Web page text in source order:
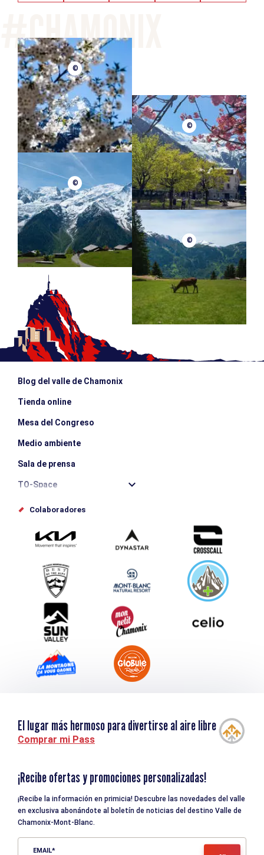
©
©
©
©
Blog del valle de Chamonix
Tienda online
Mesa del Congreso
Medio ambiente
Sala de prensa
TO-Space
Offices de tourisme
Envíe su evento
Service groupes et séminaires
Descargar
Turismo y discapacidad
Colaboradores
El lugar más hermoso para divertirse al aire libre
Comprar mi Pass
¡Recibe ofertas y promociones personalizadas!
¡Recibe la información en primicia! Descubre las novedades del valle
en exclusiva abonándote al boletín de noticias del destino Valle de
Chamonix-Mont-Blanc.
EMAIL